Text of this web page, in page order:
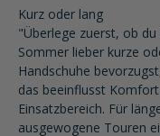
Kurz oder lang
"Überlege zuerst, ob du
Sommer lieber kurze
Handschuhe
das beeinflusst
Einsatzbereich. Für
ausgewogene Touren